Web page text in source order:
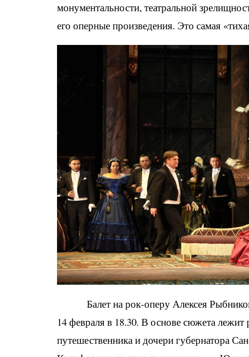
монументальности, театральной
его оперные произведения. Это самая
Балет на рок-оперу Алексея
14 февраля в 18.30. В основе сюжета
путешественника и дочери губернатора